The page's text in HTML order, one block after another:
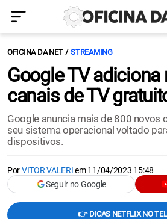
OFICINA DA NET STREAMING
Google TV
canais de TV
Google anuncia mais de 800 novos
seu sistema operacional voltado
dispositivos.
PorVITOR VALERIem11/04/2023 15:48
Seguir no Google
👉 DICAS NETFLIX NO